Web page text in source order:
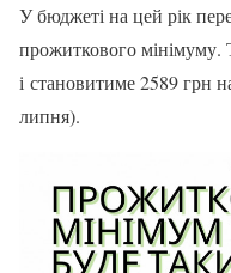
У бюджеті на цей рік
прожиткового мінімуму.
і становитиме 2589 грн
липня).